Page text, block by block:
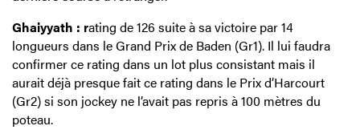
Ghaiyyath : rating de 126 suite à sa victoire par 14
longueurs dans le Grand Prix de Baden (Gr1). Il lui faudra
confirmer ce rating dans un lot plus consistant mais il
aurait déjà presque fait ce rating dans le Prix d’Harcourt
(Gr2) si son jockey ne l’avait pas repris à 100 mètres du
poteau.